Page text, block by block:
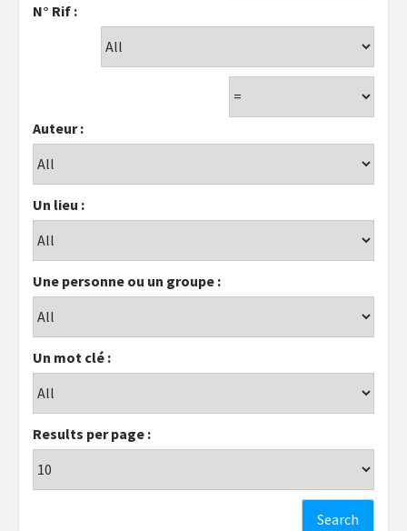
N° Rif :
Auteur :
Un lieu :
Une personne ou un groupe :
Un mot clé :
Results per page :